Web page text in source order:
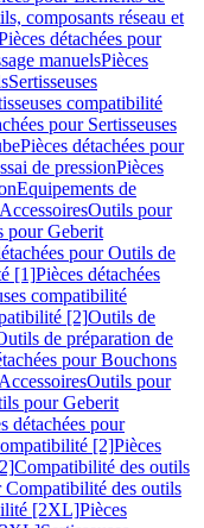
composants réseau et
détachées pour
manuelsPièces
Sertisseuses
compatibilité
pour Sertisseuses
Pièces détachées pour
de pressionPièces
Equipements de
Outils pour
pour Geberit
pour Outils de
[1]Pièces détachées
compatibilité
[2]Outils de
de préparation de
pour Bouchons
AccessoiresOutils pour
pour Geberit
détachées pour
[2]Pièces
Compatibilité des outils
Compatibilité des outils
[2XL]Pièces